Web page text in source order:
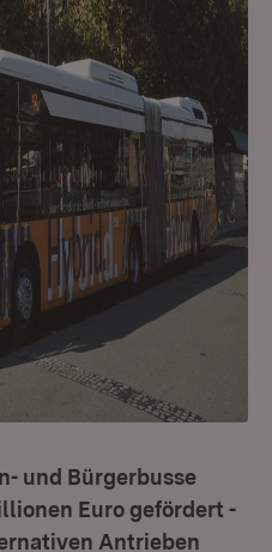
und Bürgerbusse
Euro gefördert -
Antrieben